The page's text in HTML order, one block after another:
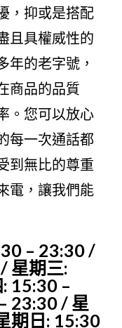
，抑或是搭配
且具權威性的
年的老字號，
商品的品質
。您可以放心
每一次通話都
到無比的尊重
電，讓我們能
– 23:30 /
星期三:
15:30 –
23:30 / 星
期日: 15:30